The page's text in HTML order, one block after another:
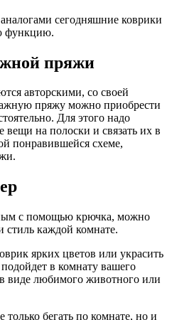
сегодняшние коврики
функцию.
пряжи
авторскими, со своей
пряжу можно приобрести
Для этого надо
вещи на полоски и связать их в
понравившейся схеме,
с помощью крючка, можно
каждой комнате.
ярких цветов или украсить
в комнату вашего
виде любимого животного или
бегать по комнате, но и